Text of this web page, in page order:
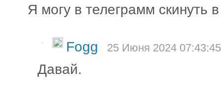
Я могу в телеграмм скинуть в
- Fogg 25 Июня 2024 07:43:45
Давай.